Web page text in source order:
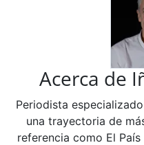
Acerca de
Periodista
una trayectoria de
referencia como El